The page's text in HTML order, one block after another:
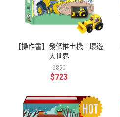
【操作書】發條推土機 - 環遊
大世界
$850
$723